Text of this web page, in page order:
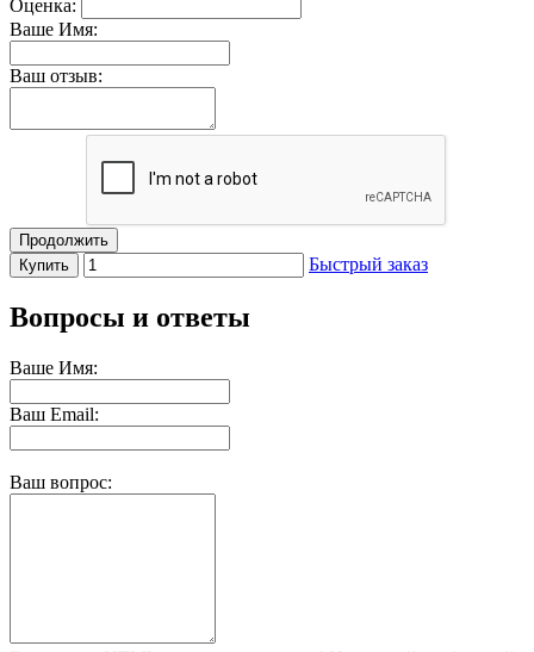
Оценка:
Ваше Имя:
Ваш отзыв:
Продолжить
Купить
Быстрый заказ
Вопросы и ответы
Ваше Имя:
Ваш Email:
Ваш вопрос: